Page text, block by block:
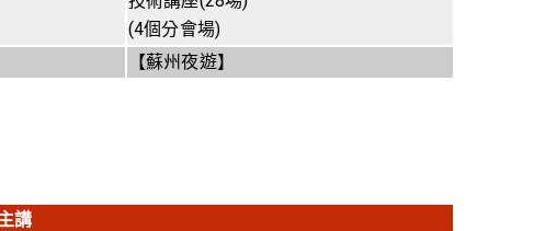
(4個分會場)
【蘇州夜遊】
講